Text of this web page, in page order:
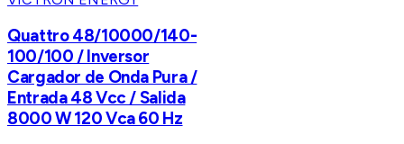
Quattro 48/10000/140-
100/100 / Inversor
Cargador de Onda Pura /
Entrada 48 Vcc / Salida
8000 W 120 Vca 60 Hz